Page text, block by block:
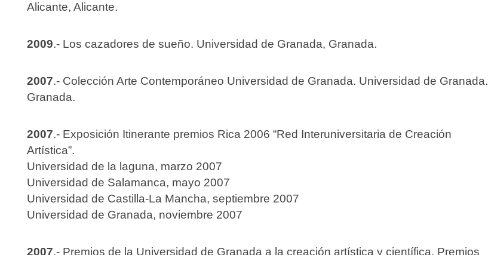
Alicante, Alicante.
2009.- Los cazadores de sueño. Universidad de Granada, Granada.
2007.- Colección Arte Contemporáneo Universidad de Granada. Universidad de Granada.
Granada.
2007.- Exposición Itinerante premios Rica 2006 “Red Interuniversitaria de Creación
Artística”.
Universidad de la laguna, marzo 2007
Universidad de Salamanca, mayo 2007
Universidad de Castilla-La Mancha, septiembre 2007
Universidad de Granada, noviembre 2007
2007.- Premios de la Universidad de Granada a la creación artística y científica. Premios